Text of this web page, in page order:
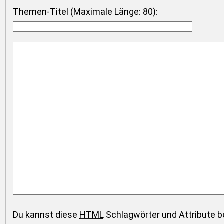
Themen-Titel (Maximale Länge: 80):
Du kannst diese HTMLSchlagwörter und Attribute